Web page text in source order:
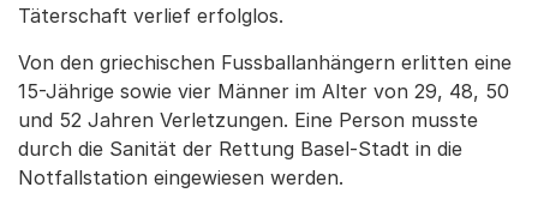
Täterschaft verlief erfolglos.
Von den griechischen Fussballanhängern erlitten eine
15-Jährige sowie vier Männer im Alter von 29, 48, 50
und 52 Jahren Verletzungen. Eine Person musste
durch die Sanität der Rettung Basel-Stadt in die
Notfallstation eingewiesen werden.